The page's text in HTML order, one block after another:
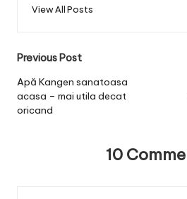
View All Posts
Post
navigation
Previous Post
Apă Kangen sanatoasa
acasa – mai utila decat
oricand
10